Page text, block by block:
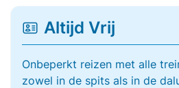
Altijd Vrij
Onbeperkt reizen met alle
zowel in de spits als in de